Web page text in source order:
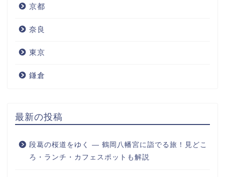
京都
奈良
東京
鎌倉
最新の投稿
段葛の桜道をゆく ― 鶴岡八幡宮に詣でる旅！見どこ
ろ・ランチ・カフェスポットも解説